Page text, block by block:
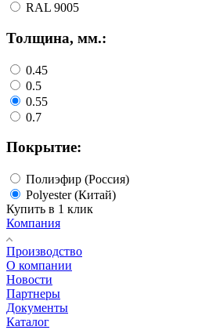
RAL 9005
Толщина, мм.:
0.45
0.5
0.55
0.7
Покрытие:
Полиэфир (Россия)
Polyester (Китай)
Купить в 1 клик
Компания
Производство
О компании
Новости
Партнеры
Документы
Каталог